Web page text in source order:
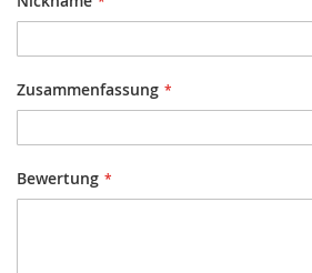
Zusammenfassung
Bewertung